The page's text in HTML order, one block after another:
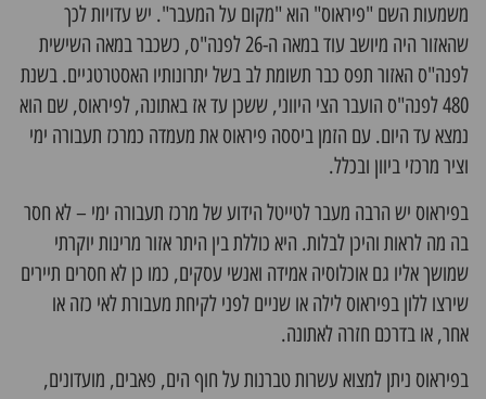
משמעות השם "פיראוס" הוא "מקום על המעבר". יש עדויות לכך
שהאזור היה מיושב עוד במאה ה-26 לפנה"ס, כשכבר במאה השישית
לפנה"ס האזור תפס כבר תשומת לב בשל יתרונותיו האסטרטגיים. בשנת
480 לפנה"ס הועבר הצי היווני, ששכן עד אז באתונה, לפיראוס, שם הוא
נמצא עד היום. עם הזמן ביססה פיראוס את מעמדה כמרכז תעבורה ימי
וציר מרכזי ביוון ובכלל.
בפיראוס יש הרבה מעבר לטייטל הידוע של מרכז תעבורה ימי – לא חסר
בה מה לראות והיכן לבלות. היא כוללת בין היתר אזור מרינות יוקרתי
שמושך אליו גם אוכלוסיה אמידה ואנשי עסקים, כמו כן לא חסרים תיירים
שירצו ללון בפיראוס לילה או שניים לפני לקיחת מעבורת לאי כזה או
אחר, או בדרכם חזרה לאתונה.
בפיראוס ניתן למצוא עשרות טברנות על חוף הים, פאבים, מועדונים,